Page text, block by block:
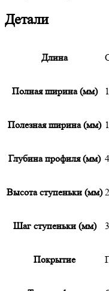
Детали
Длина
Полная ширина (мм)
Полезная ширина (мм)
Глубина профиля (мм)
Высота ступеньки (мм)
Шаг ступеньки (мм)
Покрытие